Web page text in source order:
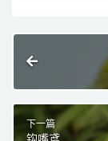
下一篇